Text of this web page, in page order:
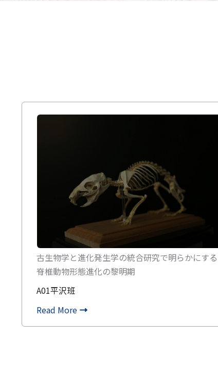
古生物学と進化発生学の統合研究で明らかにする
脊椎動物形態進化の黎明期
A01平沢班
Read More